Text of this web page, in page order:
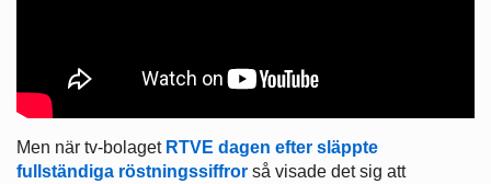
Men när tv-bolaget RTVE dagen efter släppte
fullständiga röstningssiffror så visade det sig att